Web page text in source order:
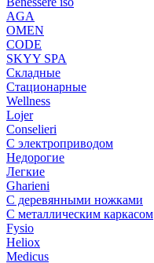
AGA
OMEN
CODE
SKYY SPA
Складные
Стационарные
Wellness
Lojer
Conselieri
С электроприводом
Недорогие
Легкие
Gharieni
С деревянными ножками
С металлическим каркасом
Fysio
Heliox
Medicus